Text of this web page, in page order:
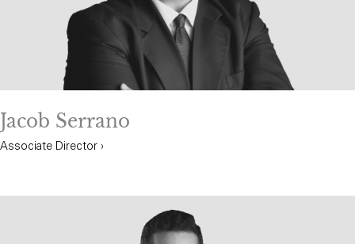
Jacob Serrano
Associate Director ›